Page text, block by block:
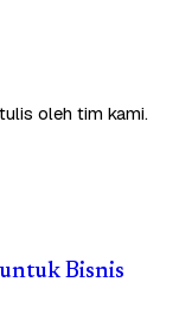
oleh tim kami.
Bisnis